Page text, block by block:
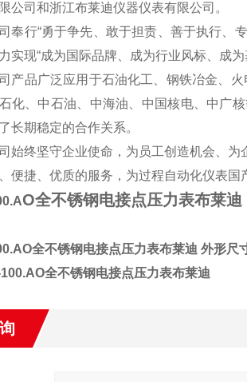
公司和浙江布莱迪仪器仪表有限公司。
奉行“勇于争先、敢于担责、善于执行、
实现“成为国际品牌、成为行业风标、成
产品广泛应用于石油化工、钢铁冶金、
化、中石油、中海油、中国核电、中广
长期稳定的合作关系。
始终坚守企业使命，为员工创造机会、
便捷、优质的服务，为过程自动化仪表国
O全不锈钢电接点压力表布莱迪
全不锈钢电接点压力表布莱迪 外形尺